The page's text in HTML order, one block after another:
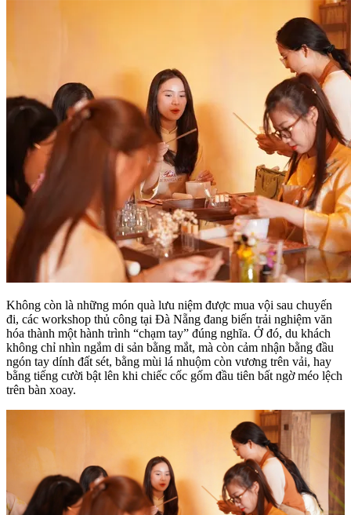
Không còn là những món quà lưu niệm được mua vội sau chuyến
đi, các workshop thủ công tại Đà Nẵng đang biến trải nghiệm văn
hóa thành một hành trình “chạm tay” đúng nghĩa. Ở đó, du khách
không chỉ nhìn ngắm di sản bằng mắt, mà còn cảm nhận bằng đầu
ngón tay dính đất sét, bằng mùi lá nhuộm còn vương trên vải, hay
bằng tiếng cười bật lên khi chiếc cốc gốm đầu tiên bất ngờ méo lệch
trên bàn xoay.